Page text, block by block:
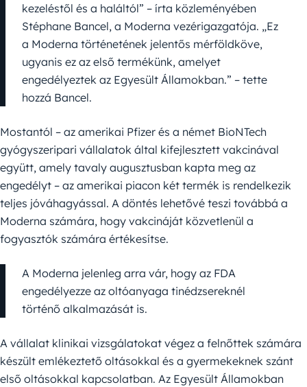
kezeléstől és a haláltól” – írta közleményében
Stéphane Bancel, a Moderna vezérigazgatója. „Ez
a Moderna történetének jelentős mérföldköve,
ugyanis ez az első termékünk, amelyet
engedélyeztek az Egyesült Államokban.” – tette
hozzá Bancel.
Mostantól – az amerikai Pfizer és a német BioNTech
gyógyszeripari vállalatok által kifejlesztett vakcinával
együtt, amely tavaly augusztusban kapta meg az
engedélyt – az amerikai piacon két termék is rendelkezik
teljes jóváhagyással. A döntés lehetővé teszi továbbá a
Moderna számára, hogy vakcináját közvetlenül a
fogyasztók számára értékesítse.
A Moderna jelenleg arra vár, hogy az FDA
engedélyezze az oltóanyaga tinédzsereknél
történő alkalmazását is.
A vállalat klinikai vizsgálatokat végez a felnőttek számára
készült emlékeztető oltásokkal és a gyermekeknek szánt
első oltásokkal kapcsolatban. Az Egyesült Államokban